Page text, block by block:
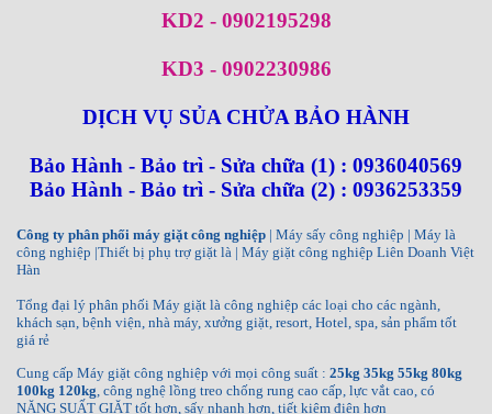
KD2 - 0902195298
KD3 - 0902230986
DỊCH VỤ SỦA CHỬA BẢO HÀNH
Bảo Hành - Bảo trì - Sửa chữa (1) : 0936040569
Bảo Hành - Bảo trì - Sửa chữa (2) : 0936253359
Công ty phân phối máy giặt công nghiệp | Máy sấy công nghiệp | Máy là
công nghiệp |Thiết bị phụ trợ giặt là | Máy giặt công nghiệp Liên Doanh Việt
Hàn
Tổng đại lý phân phối Máy giặt là công nghiệp các loại cho các ngành,
khách sạn, bệnh viện, nhà máy, xưởng giặt, resort, Hotel, spa, sản phẩm tốt
giá rẻ
Cung cấp Máy giặt công nghiệp với mọi công suất : 25kg 35kg 55kg 80kg
100kg 120kg , công nghệ lồng treo chống rung cao cấp, lực vắt cao, có
NĂNG SUẤT GIẶT tốt hơn, sấy nhanh hơn, tiết kiệm điện hơn